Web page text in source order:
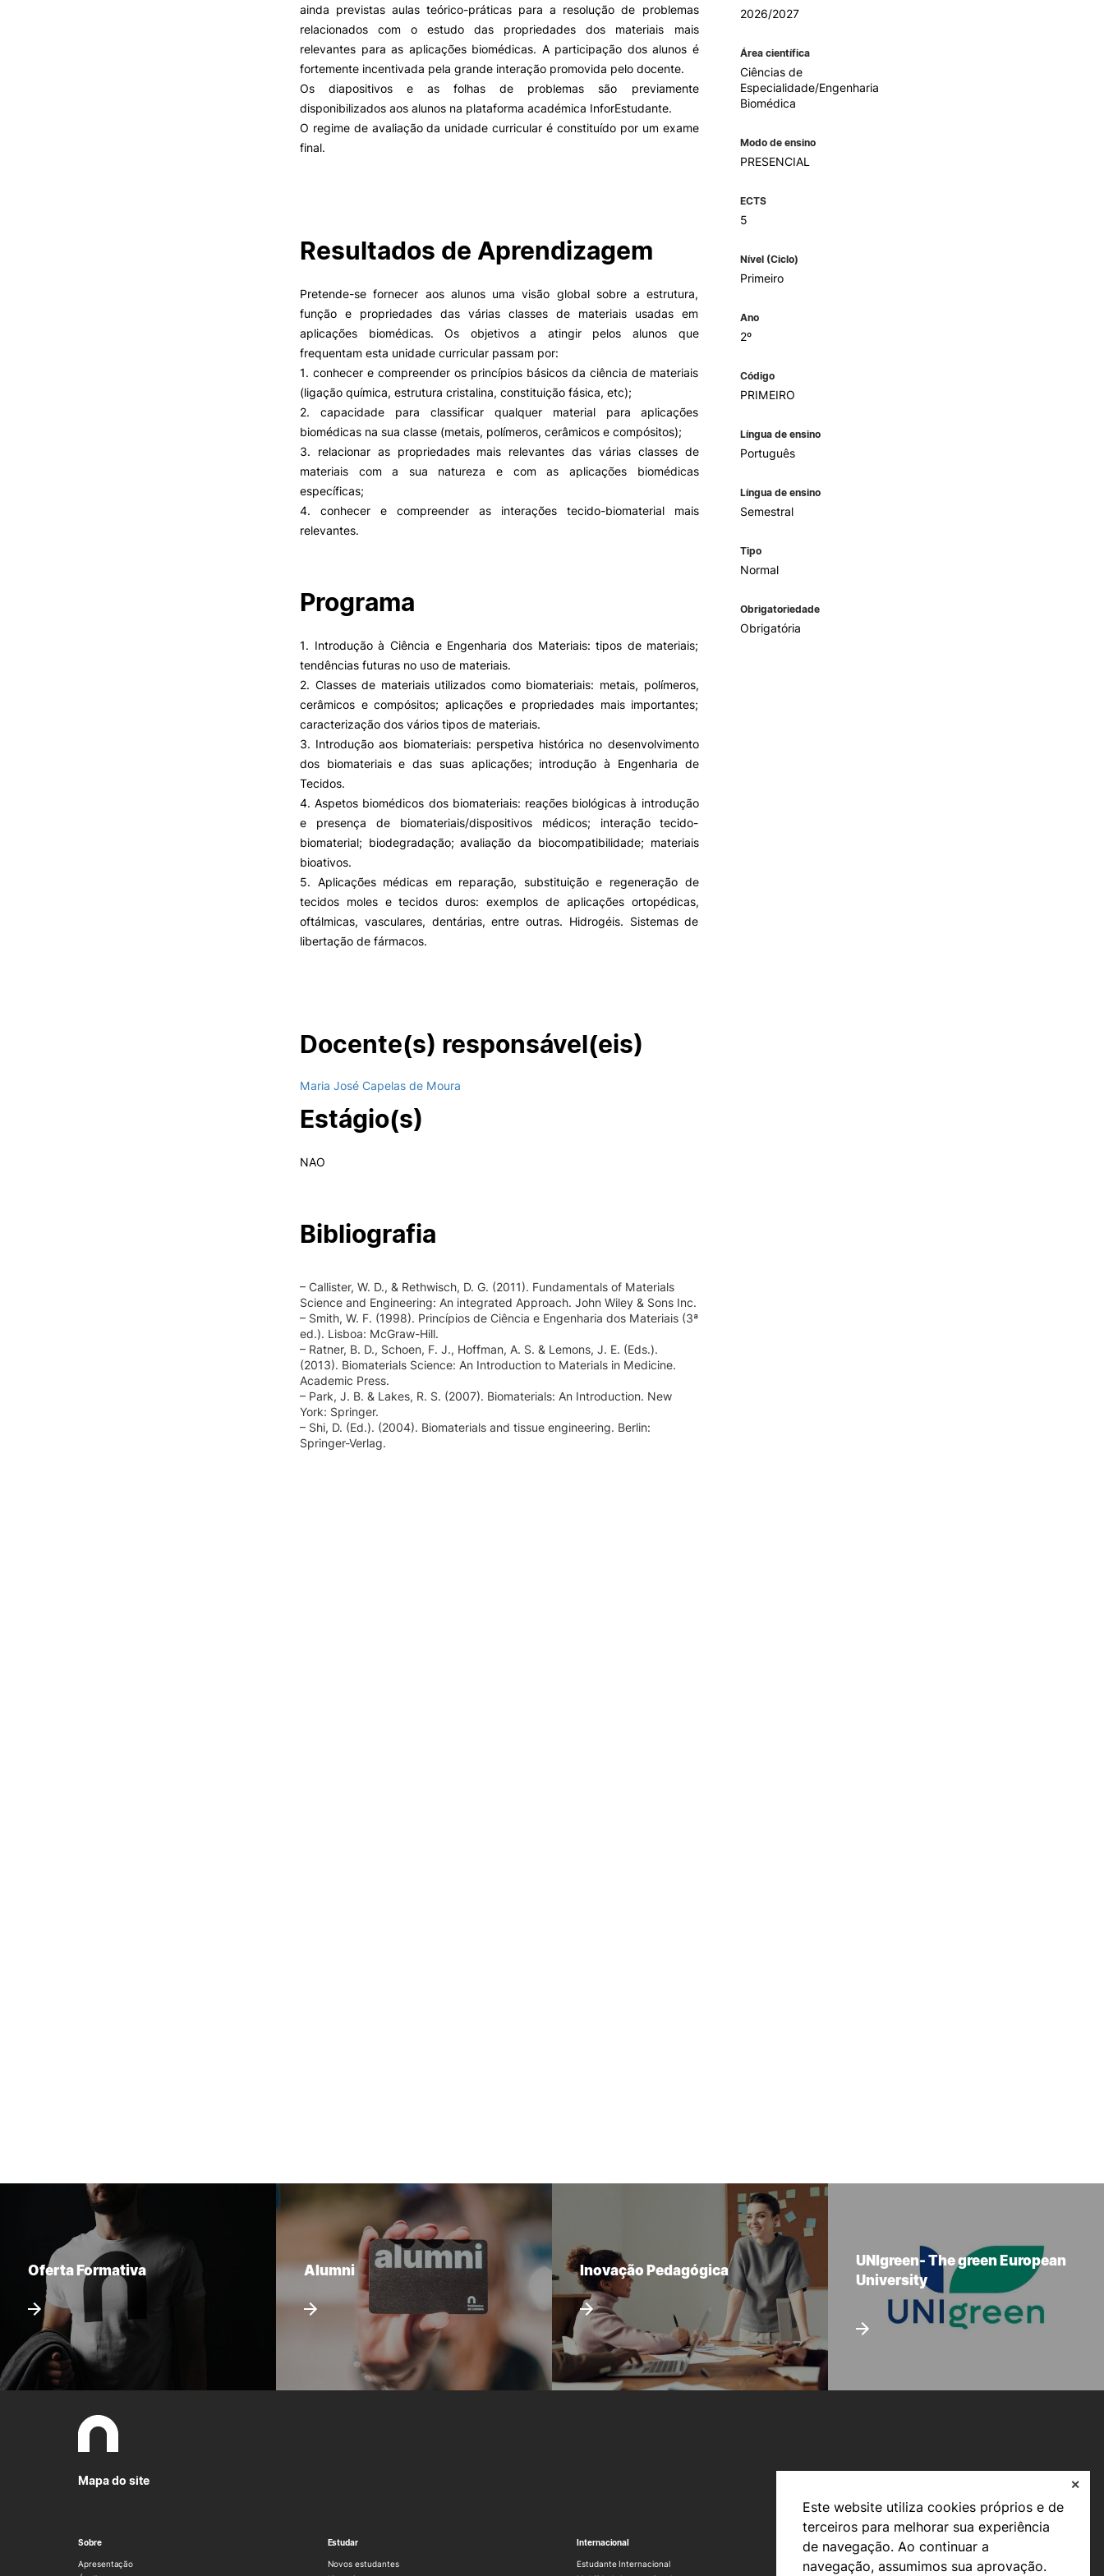
Este website utiliza cookies próprios e de
terceiros para melhorar sua experiência
de navegação. Ao continuar a
navegação, assumimos sua aprovação.
✕
Razões para escolher o IPC
Oliveira do Hospital
Informações Úteis
II&D E EMPRESAS
Empresas
INOPOL Academia de
Empreendedorismo
AÇÃO SOCIAL
Apresentação SAS UPCoimbra
Gabinete de Apoio ao Estudante
Projetos
Missão e objetivos
Podcast “Quintas Académicas
com Alumni”
Cartão Alumni
Portal de Emprego
PROJETOS PRR
Impulso Jovens STEAM e
Impulso Adultos
Acessibilidades
Alojamento
Eficiência Energética
Farm4Future
IPC+Sucesso
MAGAZINE
ainda previstas aulas teórico-práticas para a resolução de problemas
relacionados com o estudo das propriedades dos materiais mais
relevantes para as aplicações biomédicas. A participação dos alunos é
fortemente incentivada pela grande interação promovida pelo docente.
Os diapositivos e as folhas de problemas são previamente
disponibilizados aos alunos na plataforma académica InforEstudante.
O regime de avaliação da unidade curricular é constituído por um exame
final.
Resultados de Aprendizagem
Pretende-se fornecer aos alunos uma visão global sobre a estrutura,
função e propriedades das várias classes de materiais usadas em
aplicações biomédicas. Os objetivos a atingir pelos alunos que
frequentam esta unidade curricular passam por:
1. conhecer e compreender os princípios básicos da ciência de materiais
(ligação química, estrutura cristalina, constituição fásica, etc);
2. capacidade para classificar qualquer material para aplicações
biomédicas na sua classe (metais, polímeros, cerâmicos e compósitos);
3. relacionar as propriedades mais relevantes das várias classes de
materiais com a sua natureza e com as aplicações biomédicas
específicas;
4. conhecer e compreender as interações tecido-biomaterial mais
relevantes.
Programa
1. Introdução à Ciência e Engenharia dos Materiais: tipos de materiais;
tendências futuras no uso de materiais.
2. Classes de materiais utilizados como biomateriais: metais, polímeros,
cerâmicos e compósitos; aplicações e propriedades mais importantes;
caracterização dos vários tipos de materiais.
3. Introdução aos biomateriais: perspetiva histórica no desenvolvimento
dos biomateriais e das suas aplicações; introdução à Engenharia de
Tecidos.
4. Aspetos biomédicos dos biomateriais: reações biológicas à introdução
e presença de biomateriais/dispositivos médicos; interação tecido-
biomaterial; biodegradação; avaliação da biocompatibilidade; materiais
bioativos.
5. Aplicações médicas em reparação, substituição e regeneração de
tecidos moles e tecidos duros: exemplos de aplicações ortopédicas,
oftálmicas, vasculares, dentárias, entre outras. Hidrogéis. Sistemas de
libertação de fármacos.
Docente(s) responsável(eis)
Maria José Capelas de Moura
Estágio(s)
NAO
Bibliografia
– Callister, W. D., & Rethwisch, D. G. (2011). Fundamentals of Materials
Science and Engineering: An integrated Approach. John Wiley & Sons Inc.
– Smith, W. F. (1998). Princípios de Ciência e Engenharia dos Materiais (3ª
ed.). Lisboa: McGraw-Hill.
– Ratner, B. D., Schoen, F. J., Hoffman, A. S. & Lemons, J. E. (Eds.).
(2013). Biomaterials Science: An Introduction to Materials in Medicine.
Academic Press.
– Park, J. B. & Lakes, R. S. (2007). Biomaterials: An Introduction. New
York: Springer.
– Shi, D. (Ed.). (2004). Biomaterials and tissue engineering. Berlin:
Springer-Verlag.
2026/2027
Área científica
Ciências de
Especialidade/Engenharia
Biomédica
Modo de ensino
PRESENCIAL
ECTS
5
Nível (Ciclo)
Primeiro
Ano
2º
Código
PRIMEIRO
Língua de ensino
Português
Língua de ensino
Semestral
Tipo
Normal
Obrigatoriedade
Obrigatória
Oferta Formativa Alumni Inovação Pedagógica
UNIgreen- The green European
University
Mapa do site
Sobre
Apresentação
Estudar
Novos estudantes
Internacional
Estudante Internacional
Viver
Razões para escolher o IPC